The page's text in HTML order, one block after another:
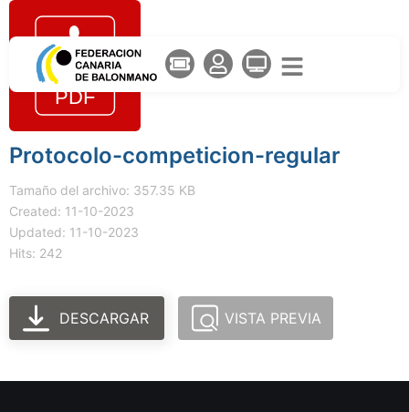
Protocolo-competicion-regular
Tamaño del archivo: 357.35 KB
Created: 11-10-2023
Updated: 11-10-2023
Hits: 242
DESCARGAR VISTA PREVIA